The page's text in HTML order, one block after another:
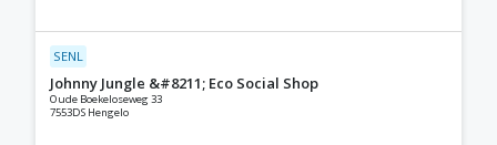
SENL
Johnny Jungle &#8211; Eco Social Shop
Oude Boekeloseweg 33
7553DS Hengelo